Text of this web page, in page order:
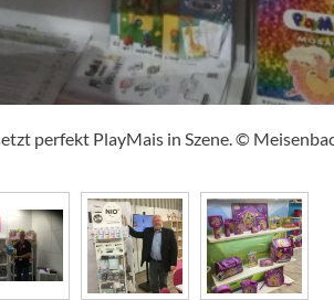
perfekt PlayMais in Szene. ©